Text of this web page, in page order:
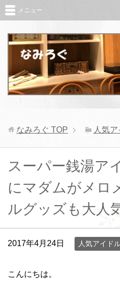
メニュー
なみろぐ TOP 人気
スーパー銭湯ア
にマダムがメロ
ルグッズも大人
2017年4月24日 人気アイド
こんにちは。